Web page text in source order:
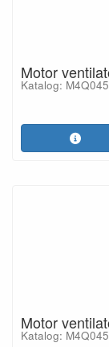
Motor
Katalog:
Motor
Katalog: